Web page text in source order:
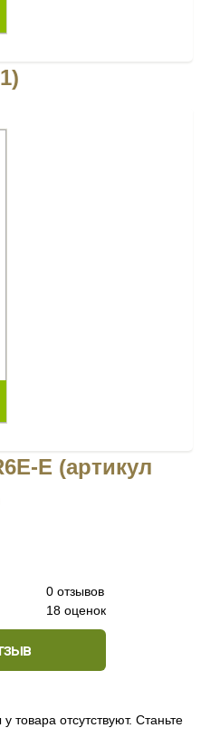
E (артикул
0 отзывов
18 оценок
отсутствуют. Станьте